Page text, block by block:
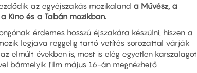
az egyéjszakás mozikaland a Művész, a
a Kino és a Tabán mozikban.
érdemes hosszú éjszakára készülni, hiszen a
legjava reggelig tartó vetítés sorozattal várják
elmúlt években is, most is elég egyetlen karszalagot
bármelyik film május 16-án megnézhető.